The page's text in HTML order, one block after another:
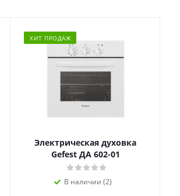
ХИТ ПРОДАЖ
Электрическая духовка
Gefest ДА 602-01
В наличии (2)